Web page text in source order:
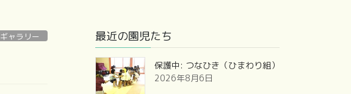
ギャラリー 最近の園児たち
保護中: つなひき（ひまわり組）
2026年8月6日